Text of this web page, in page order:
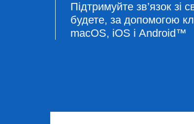
Підтримуйте зв’язок
будете, за допомогою
macOS, iOS і Android™